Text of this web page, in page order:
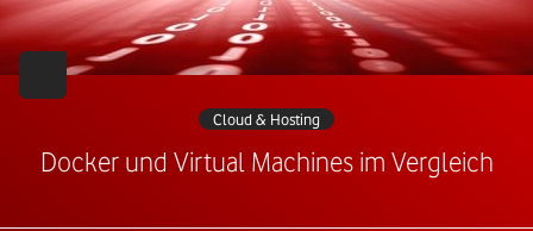
Cloud & Hosting
Docker und Virtual Machines im Vergleich